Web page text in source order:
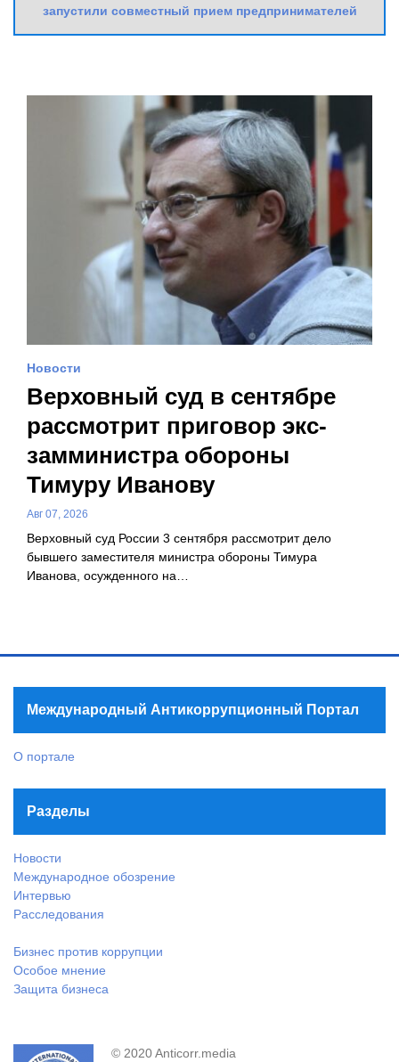
запустили совместный прием предпринимателей
Новости
Верховный суд в сентябре
рассмотрит приговор экс-
замминистра обороны
Тимуру Иванову
Авг 07, 2026
Верховный суд России 3 сентября рассмотрит дело
бывшего заместителя министра обороны Тимура
Иванова, осужденного на…
Международный Антикоррупционный Портал
О портале
Разделы
Новости
Международное обозрение
Интервью
Расследования
Бизнес против коррупции
Особое мнение
Защита бизнеса
© 2020 Anticorr.media